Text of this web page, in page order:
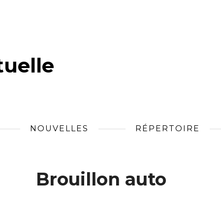
NOUVELLES RÉPERTOIRE
Brouillon auto